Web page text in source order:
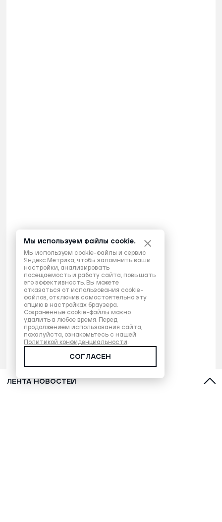
ЛЕНТА НОВОСТЕЙ
Мы используем файлы cookie.
Мы используем cookie-файлы и сервис
Яндекс.Метрика, чтобы запомнить ваши
настройки, анализировать
посещаемость и работу сайта, повышать
его эффективность. Вы можете
отказаться от использования cookie-
файлов, отключив самостоятельно эту
опцию в настройках браузера.
Сохраненные cookie-файлы можно
удалить в любое время. Перед
продолжением использования сайта,
пожалуйста, ознакомьтесь с нашей
Политикой конфиденциальности.
СОГЛАСЕН